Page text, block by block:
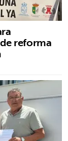
reforma